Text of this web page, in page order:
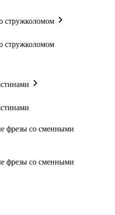
стружколомом
стружколомом
фрезы со сменными
фрезы со сменными